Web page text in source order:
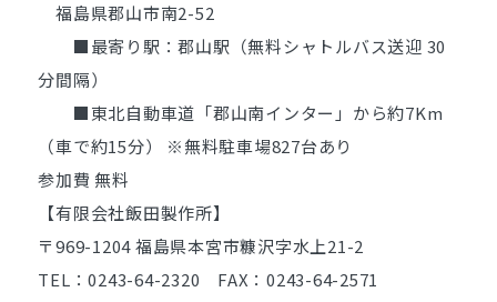
福島県郡山市南2-52
■最寄り駅：郡山駅（無料シャトルバス送迎 30
分間隔）
■東北自動車道「郡山南インター」から約7Km
（車で約15分） ※無料駐車場827台あり
参加費 無料
【有限会社飯田製作所】
〒969-1204 福島県本宮市糠沢字水上21-2
TEL：0243-64-2320 FAX：0243-64-2571